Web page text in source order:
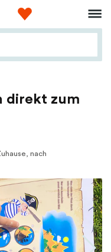
direkt zum
nach